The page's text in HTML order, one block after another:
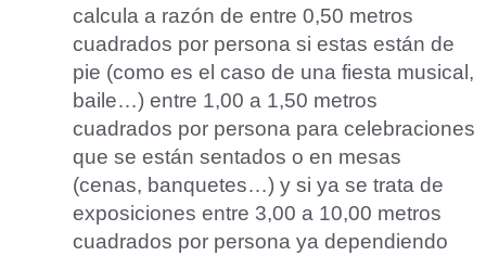
calcula a razón de entre 0,50 metros
cuadrados por persona si estas están de
pie (como es el caso de una fiesta musical,
baile…) entre 1,00 a 1,50 metros
cuadrados por persona para celebraciones
que se están sentados o en mesas
(cenas, banquetes…) y si ya se trata de
exposiciones entre 3,00 a 10,00 metros
cuadrados por persona ya dependiendo